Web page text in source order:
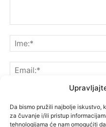
Da bismo pružili najbolje iskustvo,
za čuvanje i/ili pristup
tehnologijama će nam omogućiti
Spremite moje ime, e-